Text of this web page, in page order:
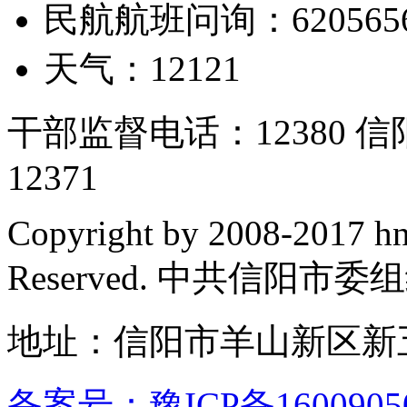
民航航班问询：
天气：12121
干部监督电话：12380
12371
Copyright by 2008-2017
Reserved. 中共信阳市委
地址：信阳市羊山新区